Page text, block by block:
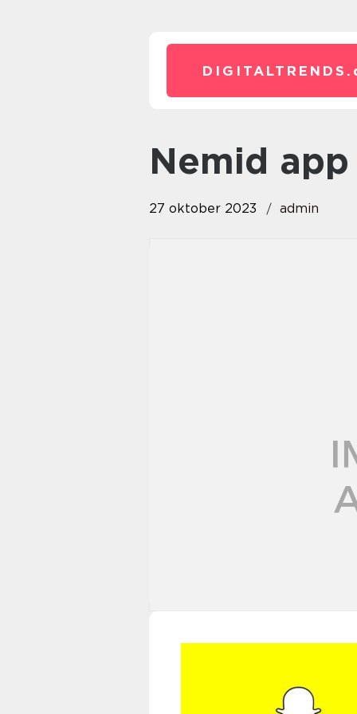
DIGITALTRENDS.
nemid app
27 oktober 2023 admin